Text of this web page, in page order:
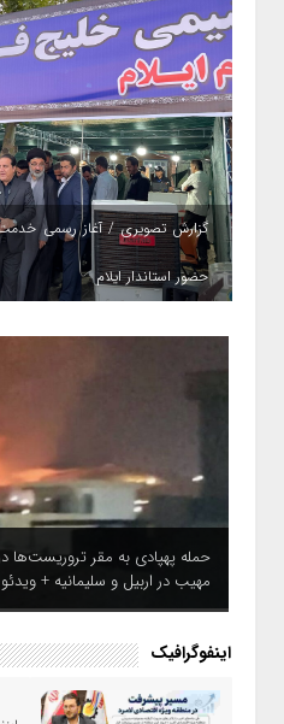
گزارش تصویری / آغاز رسمی
حضور استاندار ایلام
حمله پهپادی به مقر تروریست‌ها
مهیب در اربیل و سلیمانیه + ویدئو
اینفوگرافیک